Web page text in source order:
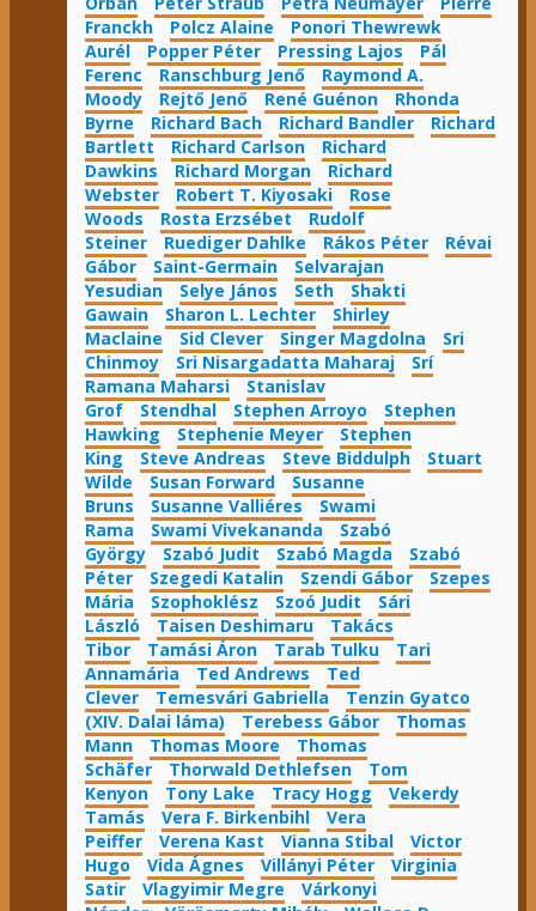
Franckh
Polcz Alaine
Ponori Thewrewk
Aurél
Popper Péter Pressing Lajos
Pál
Ferenc
Ranschburg Jenő
Raymond A.
Moody
Rejtő Jenő René Guénon
Rhonda
Byrne
Richard Bach Richard Bandler
Richard
Bartlett
Richard Carlson
Richard
Dawkins
Richard Morgan
Richard
Webster
Robert T. Kiyosaki
Rose
Woods
Rosta Erzsébet
Rudolf
Steiner
Ruediger Dahlke Rákos Péter
Révai
Gábor
Saint-Germain
Selvarajan
Yesudian
Selye János Seth
Shakti
Gawain
Sharon L. Lechter
Shirley
Maclaine
Sid Clever Singer Magdolna
Sri
Chinmoy
Sri Nisargadatta Maharaj
Srí
Ramana Maharsi
Stanislav
Grof
Stendhal Stephen Arroyo
Stephen
Hawking
Stephenie Meyer
Stephen
King
Steve Andreas Steve Biddulph
Stuart
Wilde
Susan Forward
Susanne
Bruns
Susanne Valliéres
Swami
Rama
Swami Vivekananda
Szabó
György
Szabó Judit Szabó Magda
Szabó
Péter
Szegedi Katalin Szendi Gábor
Szepes
Mária
Szophoklész Szoó Judit
Sári
László
Taisen Deshimaru
Takács
Tibor
Tamási Áron Tarab Tulku
Tari
Annamária
Ted Andrews
Ted
Clever
Temesvári Gabriella
Tenzin Gyatco
(XIV. Dalai láma)
Terebess Gábor
Thomas
Mann
Thomas Moore
Thomas
Schäfer
Thorwald Dethlefsen
Tom
Kenyon
Tony Lake Tracy Hogg
Vekerdy
Tamás
Vera F. Birkenbihl
Vera
Peiffer
Verena Kast Vianna Stibal
Victor
Hugo
Vida Ágnes Villányi Péter
Virginia
Satir
Vlagyimir Megre
Várkonyi